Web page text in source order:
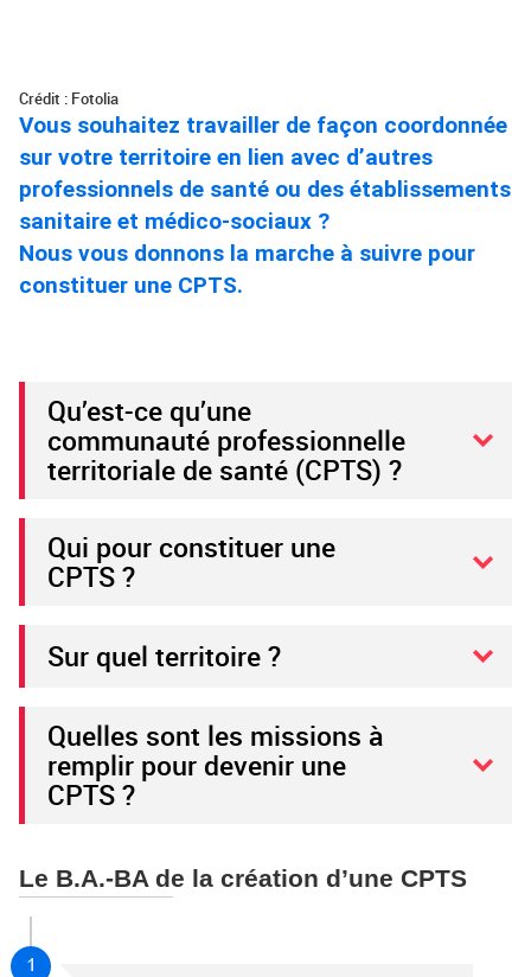
Crédit : Fotolia
Vous souhaitez travailler de façon coordonnée
sur votre territoire en lien avec d’autres
professionnels de santé ou des établissements
sanitaire et médico-sociaux ?
Nous vous donnons la marche à suivre pour
constituer une CPTS.
Qu’est-ce qu’une
communauté professionnelle
territoriale de santé (CPTS) ?
Qui pour constituer une
CPTS ?
Sur quel territoire ?
Quelles sont les missions à
remplir pour devenir une
CPTS ?
Le B.A.-BA de la création d’une CPTS
1